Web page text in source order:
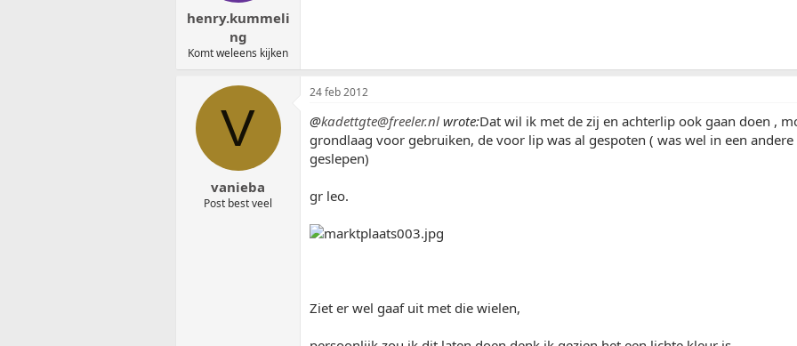
henry.kummeli
ng
Komt weleens kijken
V
vanieba
Post best veel
24 feb 2012
@kadettgte@freeler.nl wrote:Dat wil ik met de zij en achterlip ook gaan doen ,
grondlaag voor gebruiken, de voor lip was al gespoten ( was wel in een
geslepen)
gr leo.
Ziet er wel gaaf uit met die wielen,